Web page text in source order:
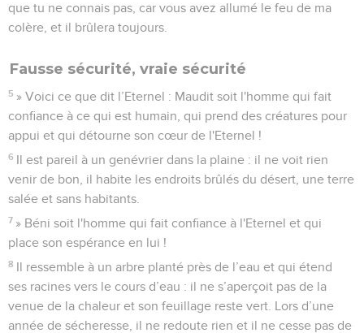
que tu ne connais pas, car vous avez allumé le feu de ma
colère, et il brûlera toujours.
Fausse sécurité, vraie sécurité
5 » Voici ce que dit l’Eternel : Maudit soit l'homme qui fait
confiance à ce qui est humain, qui prend des créatures pour
appui et qui détourne son cœur de l'Eternel !
6 Il est pareil à un genévrier dans la plaine : il ne voit rien
venir de bon, il habite les endroits brûlés du désert, une terre
salée et sans habitants.
7 » Béni soit l'homme qui fait confiance à l'Eternel et qui
place son espérance en lui !
8 Il ressemble à un arbre planté près de l’eau et qui étend
ses racines vers le cours d’eau : il ne s’aperçoit pas de la
venue de la chaleur et son feuillage reste vert. Lors d’une
année de sécheresse, il ne redoute rien et il ne cesse pas de